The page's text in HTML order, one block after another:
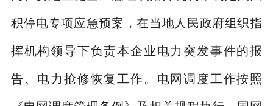
积停电专项应急预案，在当地人民政府组织指
挥机构领导下负责本企业电力突发事件的报
告、电力抢修恢复工作。电网调度工作按照